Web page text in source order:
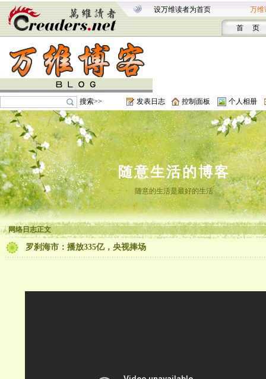
设万维读者为首页 万维
首 页
搜索>> 发表日志 控制面板 个人相册
随意生活的博客
随意的生活是最好的生活
网络日志正文
罗刹海市：播放335亿，央视捧场